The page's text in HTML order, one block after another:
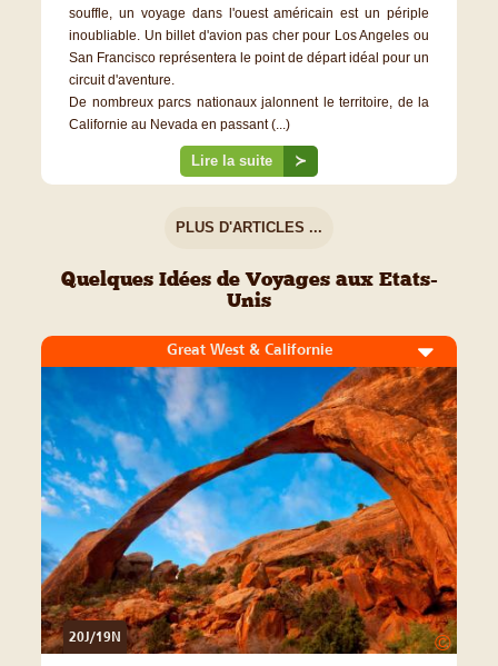
souffle, un voyage dans l'ouest américain est un périple
inoubliable. Un billet d'avion pas cher pour Los Angeles ou
San Francisco représentera le point de départ idéal pour un
circuit d'aventure.
De nombreux parcs nationaux jalonnent le territoire, de la
Californie au Nevada en passant (...)
Lire la suite ≻
PLUS D'ARTICLES ...
Quelques Idées de Voyages aux Etats-
Unis
Great West & Californie
20J/19N ©